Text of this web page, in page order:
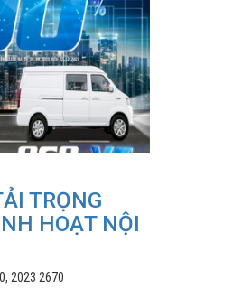
TRỌNG
HOẠT NỘI
2023 2670